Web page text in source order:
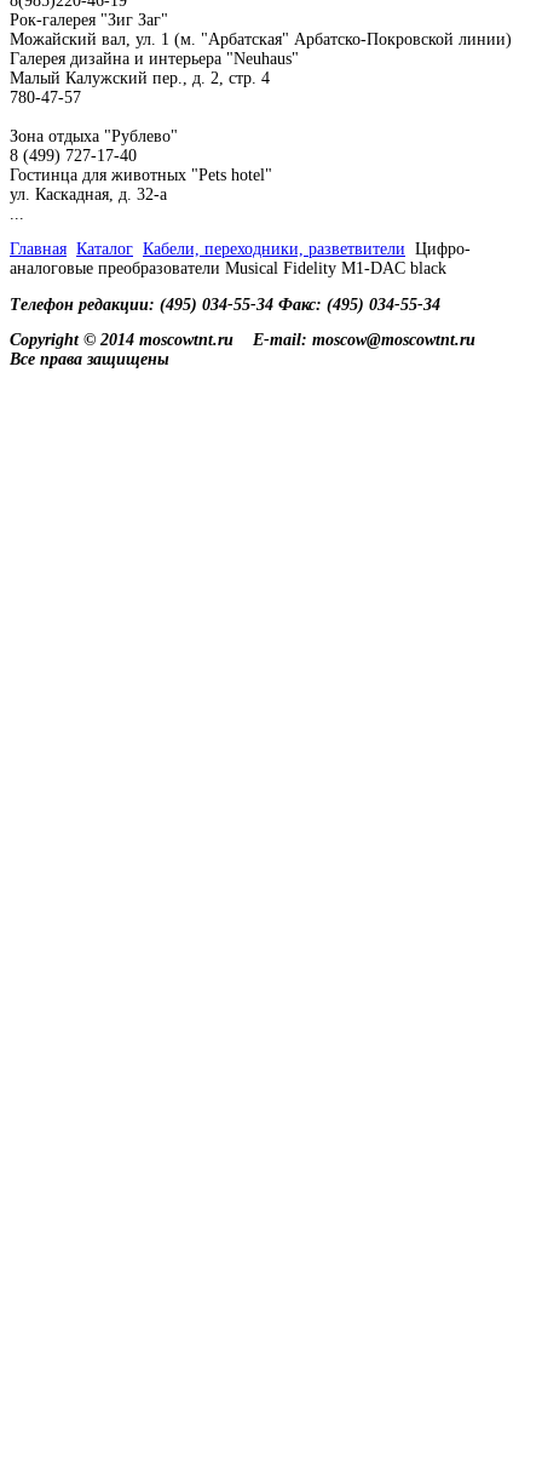
Рок-галерея "Зиг Заг"
Можайский вал, ул. 1 (м. "Арбатская" Арбатско-Покровской линии)
Галерея дизайна и интерьера "Neuhaus"
Малый Калужский пер., д. 2, стр. 4
780-47-57
Зона отдыха "Рублево"
8 (499) 727-17-40
Гостинца для животных "Рets hotel"
ул. Каскадная, д. 32-а
Главная Каталог Кабели, переходники, разветвители Цифро-
аналоговые преобразователи Musical Fidelity M1-DAC black
Телефон редакции: (495) 034-55-34 Факс: (495) 034-55-34
Copyright © 2014 moscowtnt.ru
E-mail: moscow@moscowtnt.ru
Все права защищены